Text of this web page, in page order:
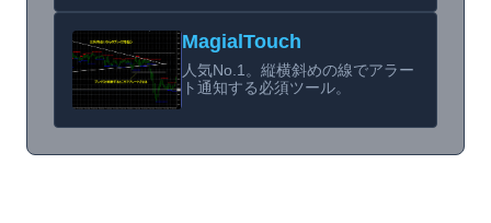
MagialTouch
人気No.1。縦横斜めの線でアラー
ト通知する必須ツール。